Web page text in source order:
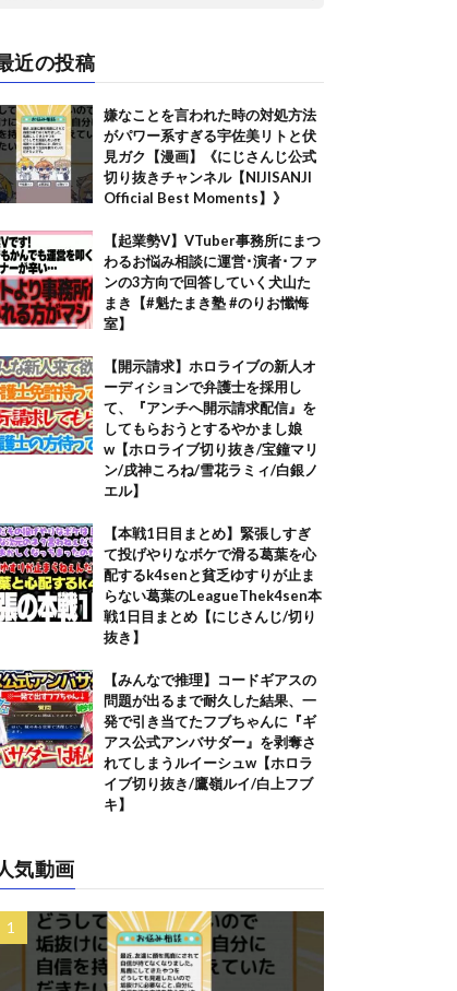
近の投稿
嫌なことを言われた時の対処方法
がパワー系すぎる宇佐美リトと伏
見ガク【漫画】《にじさんじ公式
切り抜きチャンネル【NIJISANJI
Official Best Moments】》
【起業勢V】VTuber事務所にまつ
わるお悩み相談に運営･演者･ファ
ンの3方向で回答していく犬山た
まき【#魁たまき塾 #のりお懺悔
室】
【開示請求】ホロライブの新人オ
ーディションで弁護士を採用し
て、『アンチへ開示請求配信』を
してもらおうとするやかまし娘
w【ホロライブ切り抜き/宝鐘マリ
ン/戌神ころね/雪花ラミィ/白銀ノ
エル】
【本戦1日目まとめ】緊張しすぎ
て投げやりなボケで滑る葛葉を心
配するk4senと貧乏ゆすりが止ま
らない葛葉のLeagueThek4sen本
戦1日目まとめ【にじさんじ/切り
抜き】
【みんなで推理】コードギアスの
問題が出るまで耐久した結果、一
発で引き当てたフブちゃんに『ギ
アス公式アンバサダー』を剥奪さ
れてしまうルイーシュw【ホロラ
イブ切り抜き/鷹嶺ルイ/白上フブ
キ】
気動画